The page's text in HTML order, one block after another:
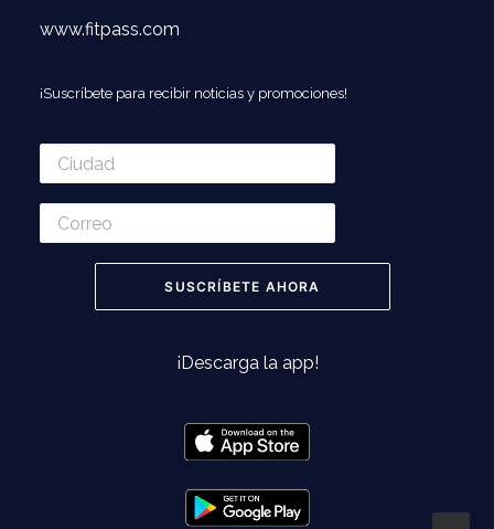
www.fitpass.com
¡Suscríbete para recibir noticias y promociones!
¡Descarga la app!